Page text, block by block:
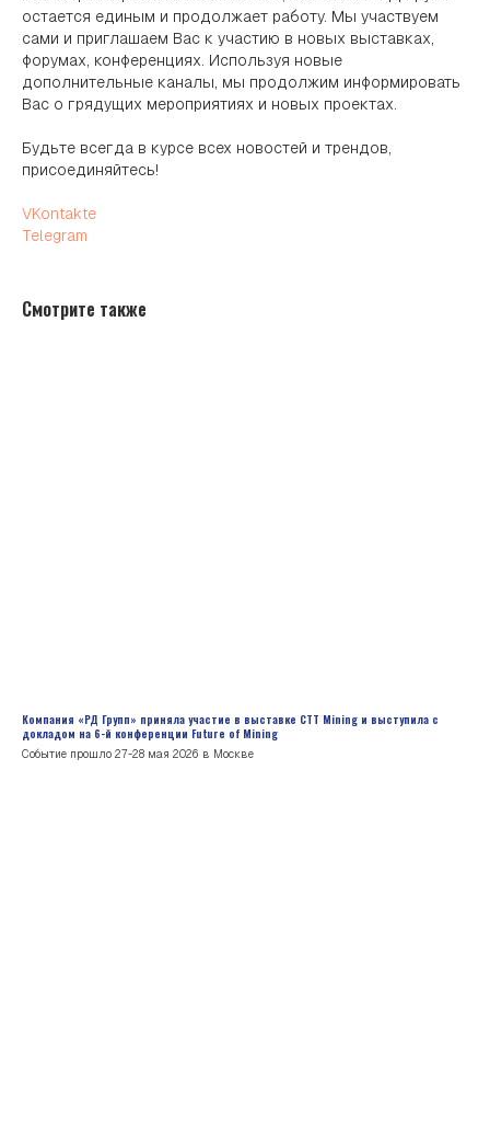
остается единым и продолжает работу. Мы участвуем
сами и приглашаем Вас к участию в новых выставках,
форумах, конференциях. Используя новые
дополнительные каналы, мы продолжим информировать
Вас о грядущих мероприятиях и новых проектах.
Будьте всегда в курсе всех новостей и трендов,
присоединяйтесь!
VKontakte
Telegram
Смотрите также
Компания «РД Групп» приняла участие в выставке CTT Mining и выступила с
докладом на 6-й конференции Future of Mining
Событие прошло 27-28 мая 2026 в Москве